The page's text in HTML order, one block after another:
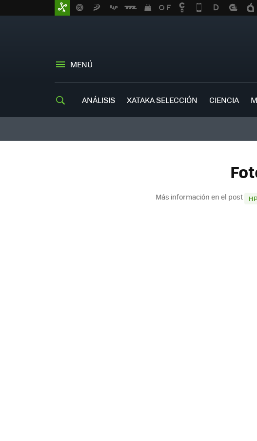
MENÚ
ANÁLISIS XATAKA SELECCIÓN CIENCIA
Más información en el post